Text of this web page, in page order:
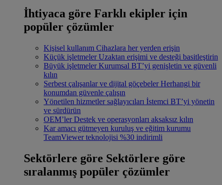
İhtiyaca göre Farklı ekipler için
popüler çözümler
Kişisel kullanım Cihazlara her yerden erişin
Küçük işletmeler Uzaktan erişimi ve desteği basitleştirin
Büyük işletmeler Kurumsal BT’yi genişletin ve güvenli
kılın
Serbest çalışanlar ve dijital göçebeler Herhangi bir
konumdan güvenle çalışın
Yönetilen hizmetler sağlayıcıları İstemci BT’yi yönetin
ve sürdürün
OEM’ler Destek ve operasyonları aksaksız kılın
Kar amacı gütmeyen kuruluş ve eğitim kurumu
TeamViewer teknolojisi %30 indirimli
Sektörlere göre Sektörlere göre
sıralanmış popüler çözümler